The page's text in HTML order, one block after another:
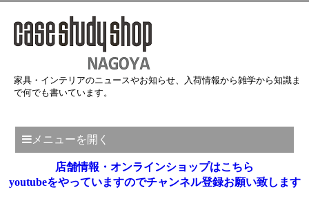
家具・インテリアのニュースやお知らせ、入荷情報から雑学から知識ま
で何でも書いています。
メニューを開く
店舗情報・オンラインショップはこちら
youtubeをやっていますのでチャンネル登録お願い致します